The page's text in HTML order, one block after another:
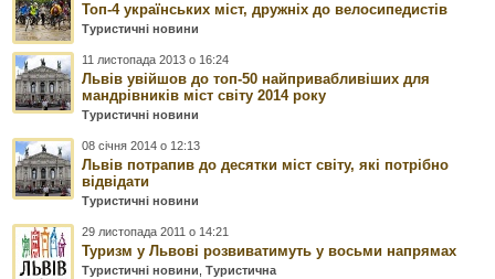
Топ-4 українських міст, дружніх до велосипедистів
Туристичні новини
11 листопада 2013 о 16:24
Львів увійшов до топ-50 найпривабливіших для
мандрівників міст світу 2014 року
Туристичні новини
08 січня 2014 о 12:13
Львів потрапив до десятки міст світу, які потрібно
відвідати
Туристичні новини
29 листопада 2011 о 14:21
Туризм у Львові розвиватимуть у восьми напрямах
Туристичні новини ,Туристична